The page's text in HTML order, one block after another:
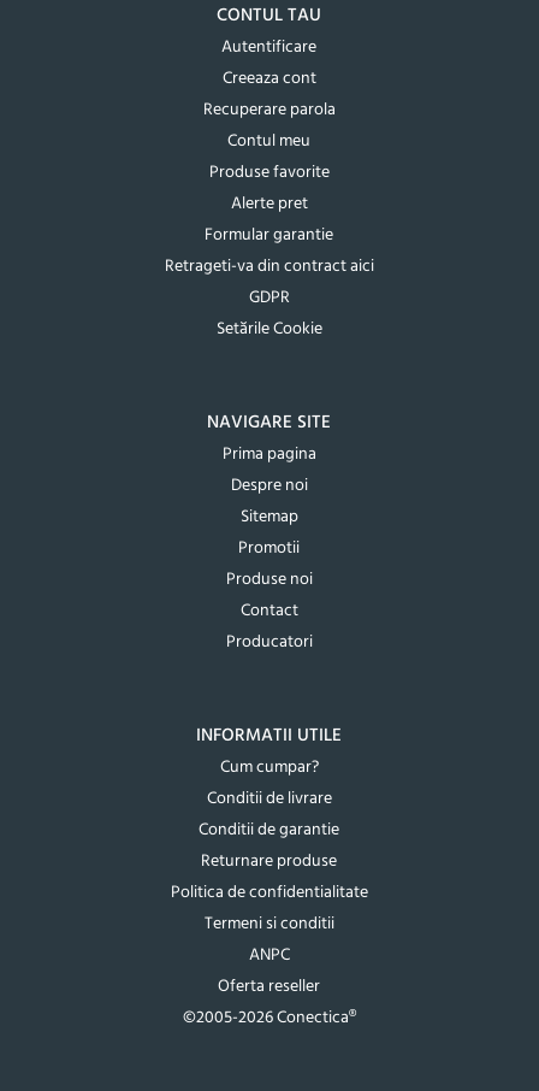
CONTUL TAU
Autentificare
Creeaza cont
Recuperare parola
Contul meu
Produse favorite
Alerte pret
Formular garantie
Retrageti-va din contract aici
GDPR
Setările Cookie
NAVIGARE SITE
Prima pagina
Despre noi
Sitemap
Promotii
Produse noi
Contact
Producatori
INFORMATII UTILE
Cum cumpar?
Conditii de livrare
Conditii de garantie
Returnare produse
Politica de confidentialitate
Termeni si conditii
ANPC
Oferta reseller
©2005-2026 Conectica®